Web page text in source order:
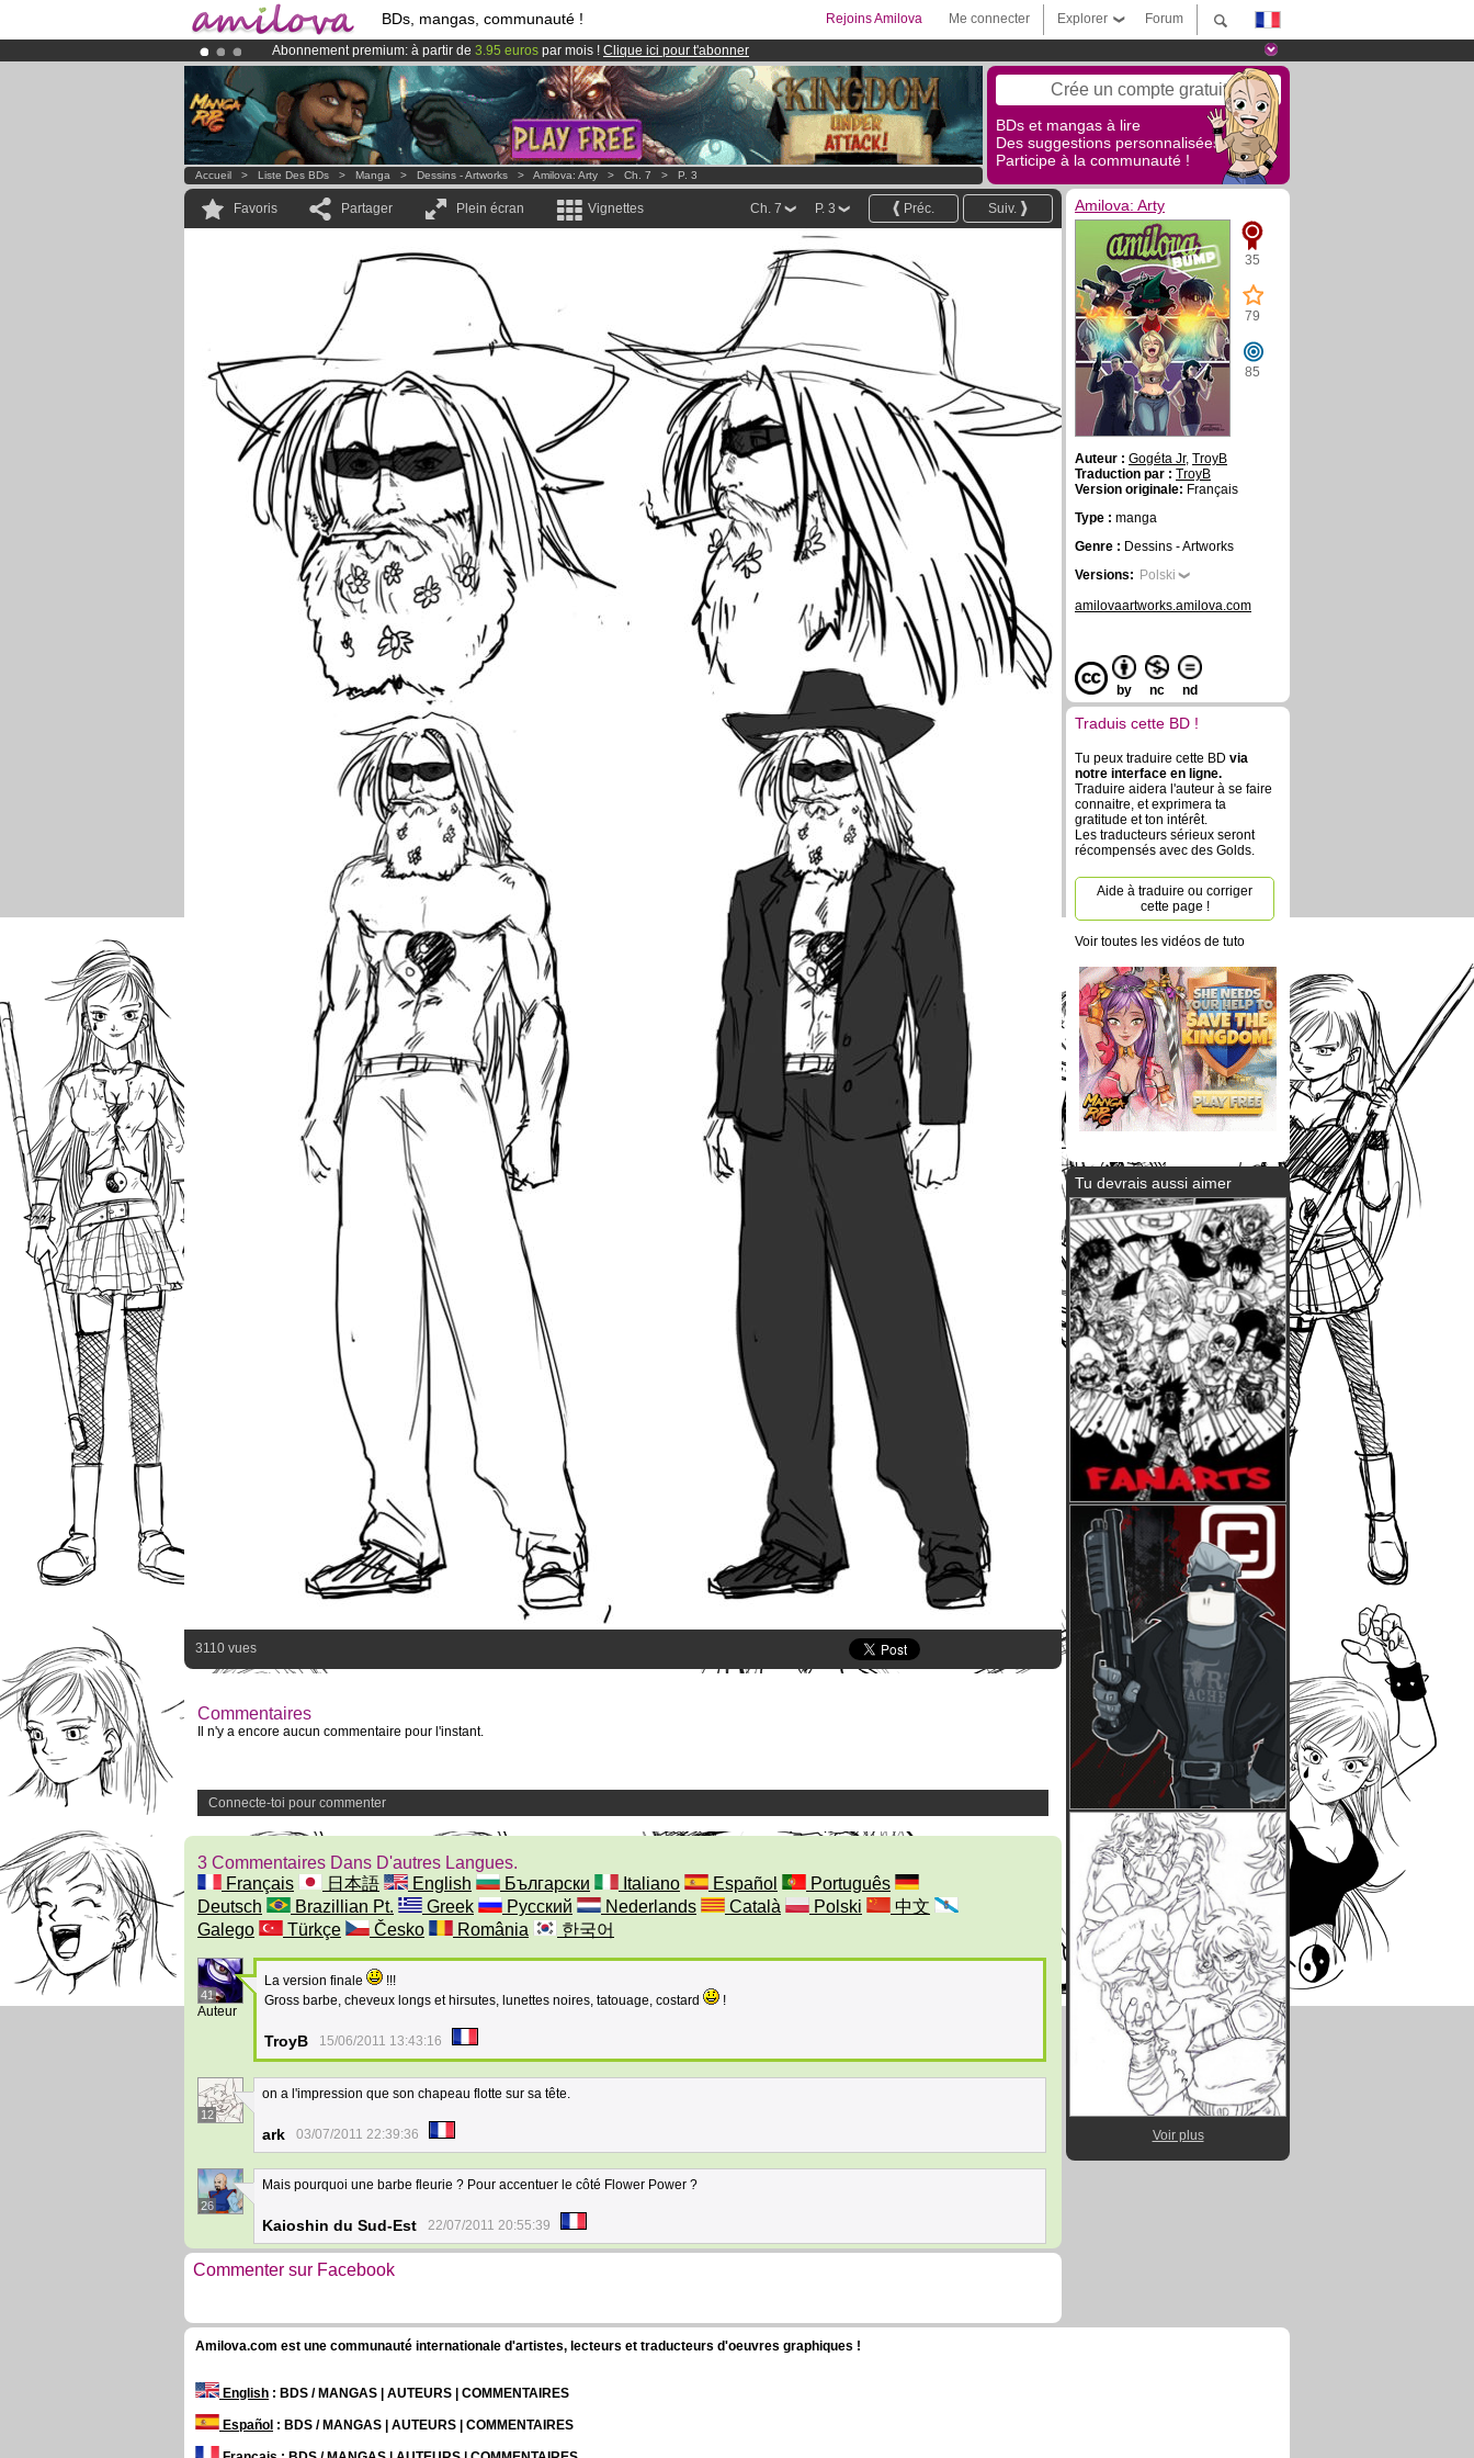
BDs, mangas, communauté ! Forum
Explorer
Me connecter
Rejoins Amilova
Abonnement premium: à partir de 3.95 euros par mois ! Clique ici pour t'abonner
LeKickstarter Amilova est désormais lancé!.
Déjà 134393membreset 1208BDs & Mangas! Crée un compte gratuit
BDs et mangas à lire
Des suggestions personnalisées !
Participe à la communauté !
Accueil > Liste Des BDs > Manga > Dessins - Artworks > Amilova: Arty > Ch. 7 > P. 3
Favoris Partager Plein écran Vignettes Suiv.
Préc.
P. 3
Ch. 7
3110 vues
Commentaires
Il n'y a encore aucun commentaire pour l'instant.
Connecte-toi pour commenter
3 Commentaires Dans D'autres Langues.
Français
日本語 English Български Italiano Español
Português
Deutsch
Brazillian Pt. Greek Русский Nederlands Català Polski
中文
Galego
Türkçe Česko România 한국어
41
Auteur
La version finale
!!!
Gross barbe, cheveux longs et hirsutes, lunettes noires, tatouage, costard
!
TroyB 15/06/2011 13:43:16
12
on a l'impression que son chapeau flotte sur sa tête.
ark 03/07/2011 22:39:36
26
Mais pourquoi une barbe fleurie ? Pour accentuer le côté Flower Power ?
Kaioshin du Sud-Est 22/07/2011 20:55:39
Commenter sur Facebook
Amilova: Arty
35
79
85
Auteur : Gogéta Jr, TroyB
Traduction par : TroyB
Version originale: Français
Type : manga
Genre : Dessins - Artworks
Versions: Polski
amilovaartworks.amilova.com
by nc nd
Traduis cette BD !
Tu peux traduire cette BD via
notre interface en ligne.
Traduire aidera l'auteur à se faire
connaitre, et exprimera ta
gratitude et ton intérêt.
Les traducteurs sérieux seront
récompensés avec des Golds.
Aide à traduire ou corriger
cette page !
Voir toutes les vidéos de tuto
Tu devrais aussi aimer
Voir plus
Amilova.com est une communauté internationale d'artistes, lecteurs et traducteurs d'oeuvres graphiques !
English : BDS / MANGAS | AUTEURS | COMMENTAIRES
Español : BDS / MANGAS | AUTEURS | COMMENTAIRES